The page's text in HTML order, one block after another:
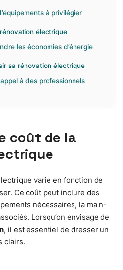
à privilégier
électrique
les économies d’énergie
sa rénovation électrique
à des professionnels
coût de la
varie en fonction de
Ce coût peut inclure des
nécessaires, la main-
Lorsqu’on envisage de
, il est essentiel de dresser un
clairs.